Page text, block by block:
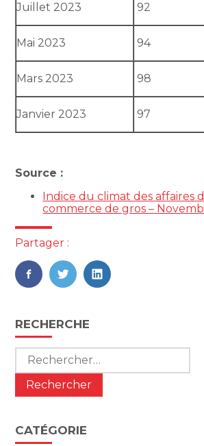
Juillet 2023 92
Mai 2023 94
Mars 2023 98
Janvier 2023 97
Source :
Indice du climat des affaires
commerce de gros –
Partager :
FaceBook
TwitterLinkedIn
Blog
sidebar
RECHERCHE
Rechercher :
CATÉGORIE